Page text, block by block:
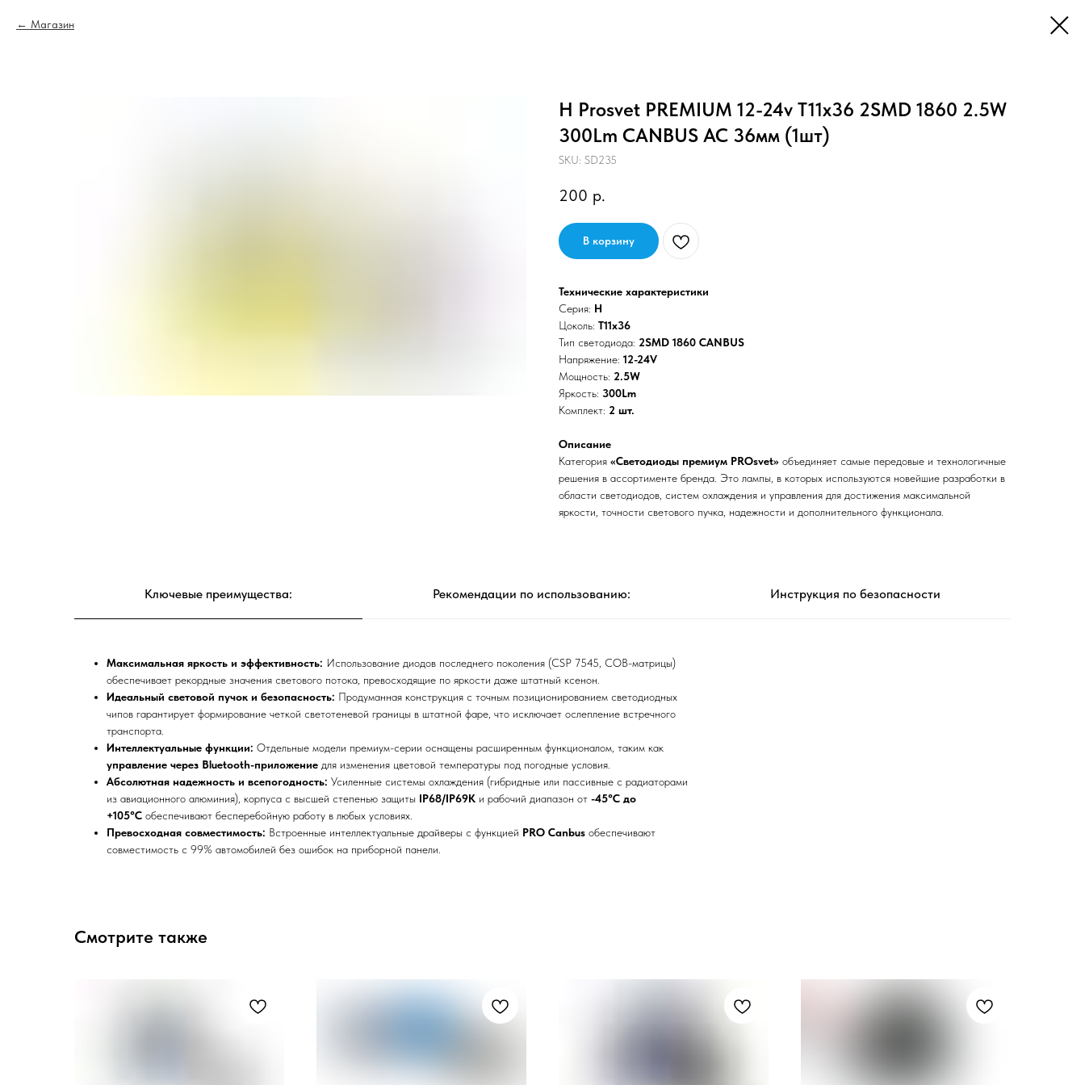
Магазин
H Prosvet PREMIUM 12-24v T11x36 2SMD 1860 2.5W
300Lm CANBUS АС 36мм (1шт)
SKU: SD235
200 р.
В корзину
Технические характеристики
Серия: H
Цоколь: T11x36
Тип светодиода: 2SMD 1860 CANBUS
Напряжение: 12-24V
Мощность: 2.5W
Яркость: 300Lm
Комплект: 2 шт.
Описание
Категория «Светодиоды премиум PROsvet» объединяет самые передовые и технологичные
решения в ассортименте бренда. Это лампы, в которых используются новейшие разработки в
области светодиодов, систем охлаждения и управления для достижения максимальной
яркости, точности светового пучка, надежности и дополнительного функционала.
Ключевые преимущества: Рекомендации по использованию: Инструкция по безопасности
Максимальная яркость и эффективность: Использование диодов последнего поколения (CSP 7545, COB-матрицы)
обеспечивает рекордные значения светового потока, превосходящие по яркости даже штатный ксенон.
Идеальный световой пучок и безопасность: Продуманная конструкция с точным позиционированием светодиодных
чипов гарантирует формирование четкой светотеневой границы в штатной фаре, что исключает ослепление встречного
транспорта.
Интеллектуальные функции: Отдельные модели премиум-серии оснащены расширенным функционалом, таким как
управление через Bluetooth-приложение для изменения цветовой температуры под погодные условия.
Абсолютная надежность и всепогодность: Усиленные системы охлаждения (гибридные или пассивные с радиаторами
из авиационного алюминия), корпуса с высшей степенью защиты IP68/IP69K и рабочий диапазон от -45°C до
+105°C обеспечивают бесперебойную работу в любых условиях.
Превосходная совместимость: Встроенные интеллектуальные драйверы с функцией PRO Canbus обеспечивают
совместимость с 99% автомобилей без ошибок на приборной панели.
Смотрите также